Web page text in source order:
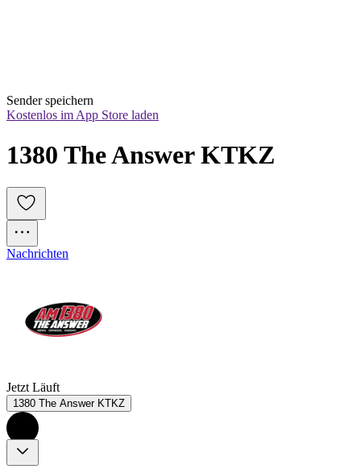
Sender speichern
Kostenlos im App Store laden
1380 The Answer KTKZ
Nachrichten
Jetzt Läuft
1380 The Answer KTKZ